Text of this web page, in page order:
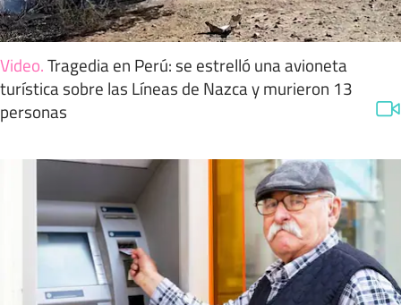
Video.Tragedia en Perú: se estrelló una avioneta
turística sobre las Líneas de Nazca y murieron 13
personas